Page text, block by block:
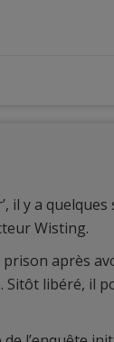
il y a
Wisting.
après
Sitôt libéré, il